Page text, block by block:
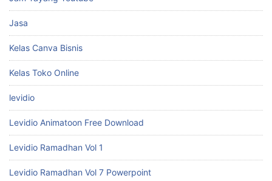
Jasa
Kelas Canva Bisnis
Kelas Toko Online
levidio
Levidio Animatoon Free Download
Levidio Ramadhan Vol 1
Levidio Ramadhan Vol 7 Powerpoint